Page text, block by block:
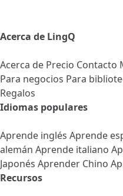
Acerca de LingQ
Acerca de Precio Contacto
Para negocios Para
Regalos
Idiomas populares
Aprende inglés Aprende
alemán Aprende italiano
Japonés Aprender Chino
Recursos